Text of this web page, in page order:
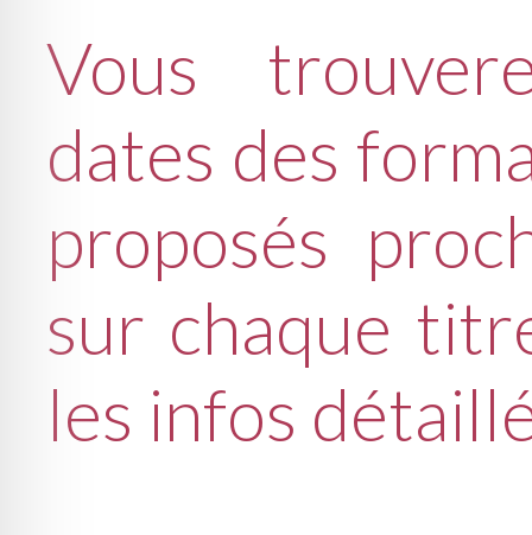
Vous
dates des
proposés
sur chaque
les infos